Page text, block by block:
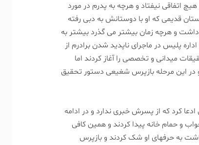
اتفاقی نیفتاد و هرچه به پدرم در مورد
قدیمی که او با دوستانش به دبی رفته
و هرچه زمان بیشتر می گذرد بیشتر به
پلیس در ماجرای ناپدید شدن برادرم از
میدانی و تخصصی را آغاز کردند اما
این مرحله بازپرس شغیعی دستور تحقیق
۸۰ ساله رفتند و پدر شاهین ادعا کرد که از پسرش خبری ندارد و در ادامه
و حمام خانه پیدا کردند و همین کافی
به حرفهای او شک کردند و بازپرس